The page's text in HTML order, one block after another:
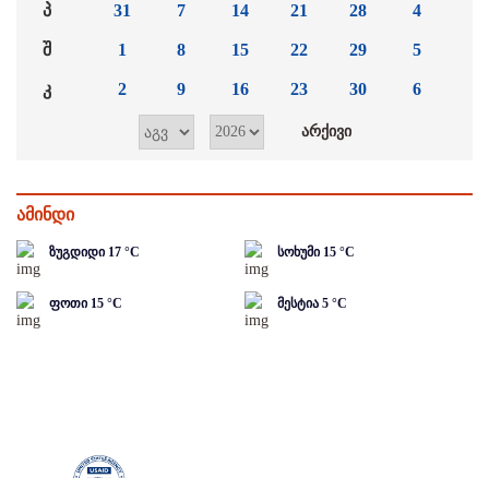
პ
შ
კ
31
1
2
7
8
9
14
15
16
21
22
23
28
29
30
4
5
6
ამინდი
ზუგდიდი 17 °C სოხუმი 15 °C
ფოთი 15 °C მესტია 5 °C